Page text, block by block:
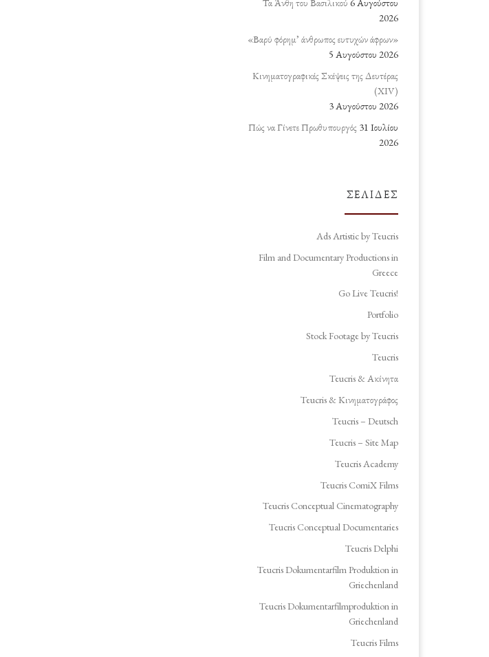
Τα Άνθη του Βασιλικού 6 Αυγούστου
2026
«Βαρύ φόρημ’ άνθρωπος ευτυχών άφρων»
5 Αυγούστου 2026
Κινηματογραφικές Σκέψεις της Δευτέρας
(ΧΙV)
3 Αυγούστου 2026
Πώς να Γίνετε Πρωθυπουργός 31 Ιουλίου
2026
ΣΕΛΊΔΕΣ
Ads Artistic by Teucris
Film and Documentary Productions in
Greece
Go Live Teucris!
Portfolio
Stock Footage by Teucris
Teucris
Teucris & Ακίνητα
Teucris & Κινηματογράφος
Teucris – Deutsch
Teucris – Site Map
Teucris Academy
Teucris ComiX Films
Teucris Conceptual Cinematography
Teucris Conceptual Documentaries
Teucris Delphi
Teucris Dokumentarfilm Produktion in
Griechenland
Teucris Dokumentarfilmproduktion in
Griechenland
Teucris Films